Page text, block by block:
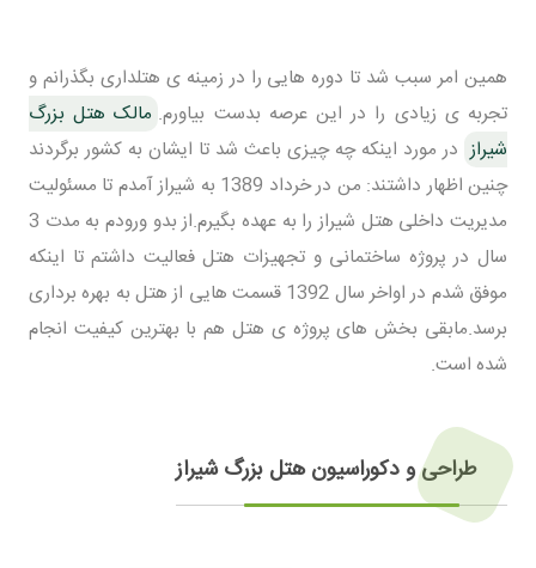
همین امر سبب شد تا دوره هایی را در زمینه ی هتلداری بگذرانم و
تجربه ی زیادی را در این عرصه بدست بیاورم. مالک هتل بزرگ
شیراز در مورد اینکه چه چیزی باعث شد تا ایشان به کشور برگردند
چنین اظهار داشتند: من در خرداد 1389 به شیراز آمدم تا مسئولیت
مدیریت داخلی هتل شیراز را به عهده بگیرم.از بدو ورودم به مدت 3
سال در پروژه ساختمانی و تجهیزات هتل فعالیت داشتم تا اینکه
موفق شدم در اواخر سال 1392 قسمت هایی از هتل به بهره برداری
برسد.مابقی بخش های پروژه ی هتل هم با بهترین کیفیت انجام
شده است.
طراحی و دکوراسیون هتل بزرگ شیراز